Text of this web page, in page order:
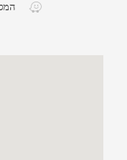
המסגר 35 (מגדל